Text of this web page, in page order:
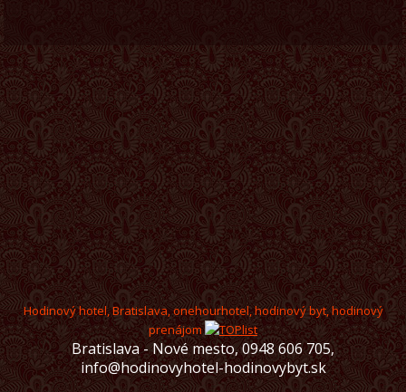
Hodinový hotel, Bratislava, onehourhotel, hodinový byt, hodinový
prenájom
Bratislava - Nové mesto, 0948 606 705,
info@hodinovyhotel-hodinovybyt.sk